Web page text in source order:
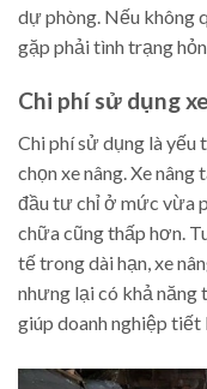
dự phòng. Nếu không
gặp phải tình trạng
Chi phí sử dụng
Chi phí sử dụng là
chọn xe nâng. Xe nâng
đầu tư chỉ ở mức vừa
chữa cũng thấp hơn.
tế trong dài hạn, xe
nhưng lại có khả năng
giúp doanh nghiệp tiết